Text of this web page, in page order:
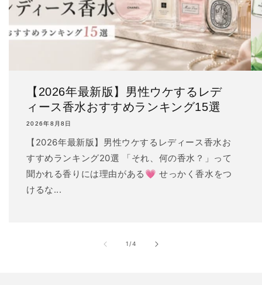
【2026年最新版】男性ウケするレデ
ィース香水おすすめランキング15選
2026年8月8日
【2026年最新版】男性ウケするレディース香水お
すすめランキング20選 「それ、何の香水？」って
聞かれる香りには理由がある💗 せっかく香水をつ
けるな...
1 /の
4